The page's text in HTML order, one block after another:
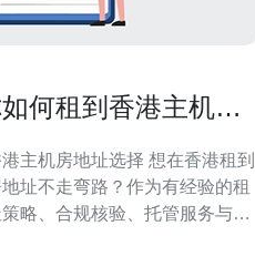
何租到香港主机房
地址选择 想在香港租到
址不走弯路？作为有经验的租
略、合规核验、托管服务与实
规，也直接关系到业务连续性